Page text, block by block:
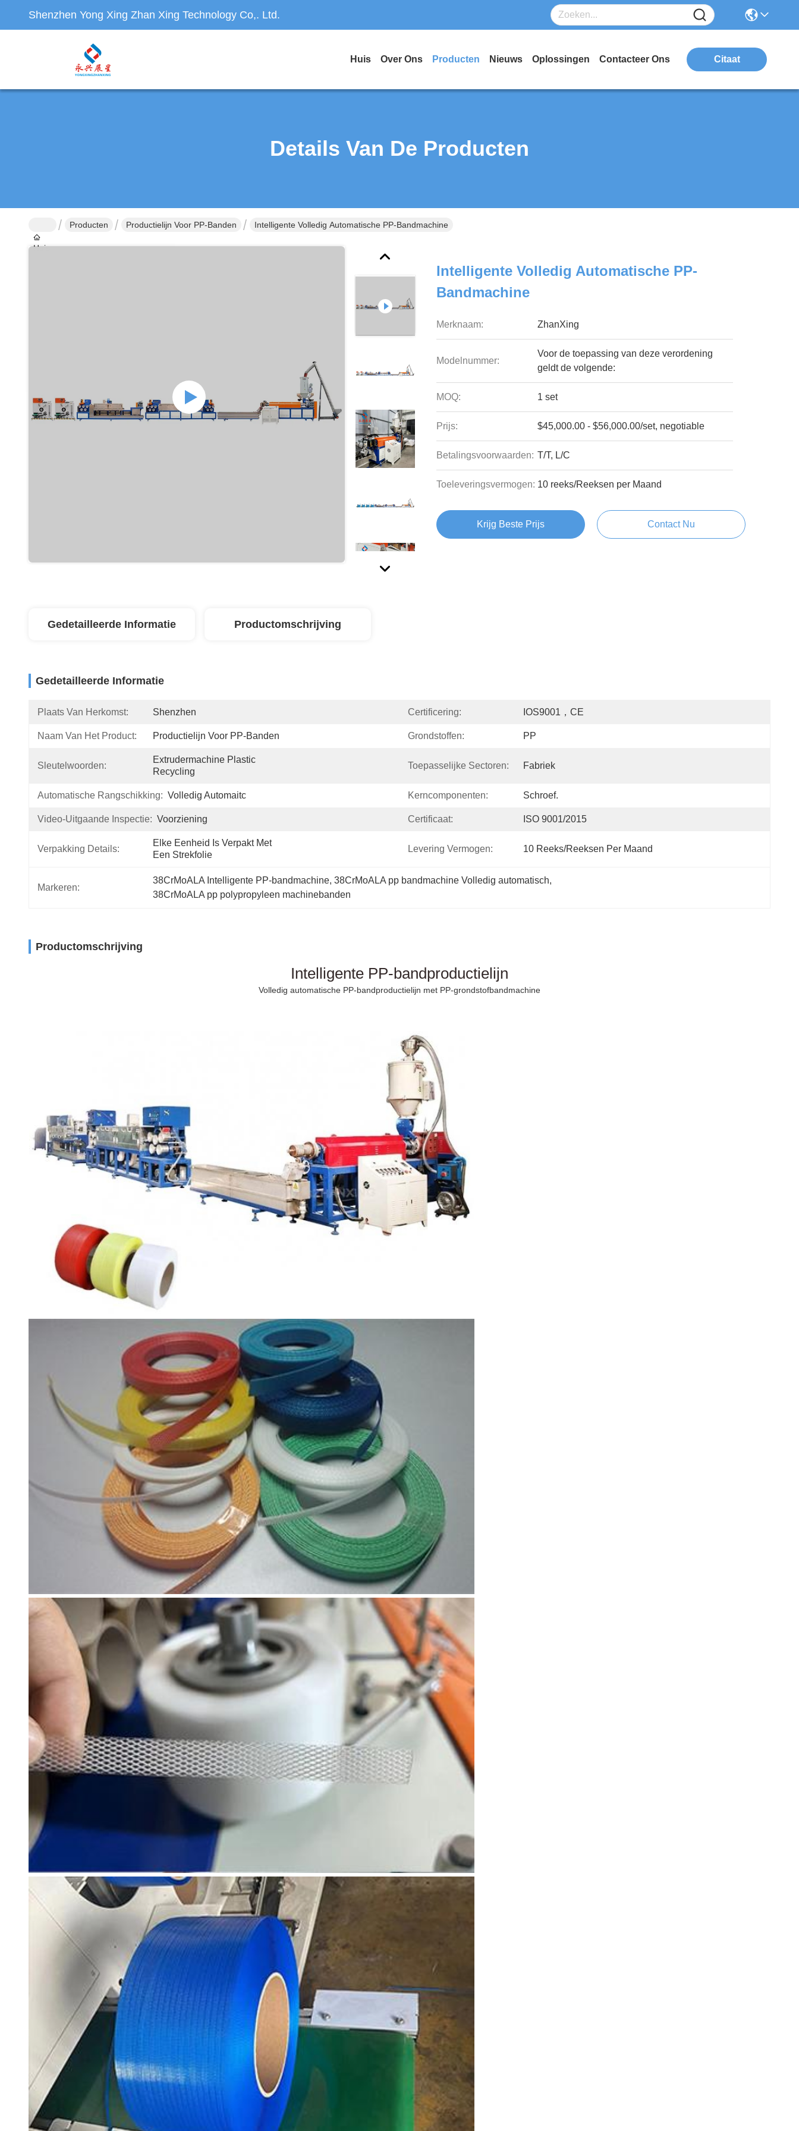
Shenzhen Yong Xing Zhan Xing Technology Co,. Ltd.
Huis Over Ons Producten Nieuws Oplossingen Contacteer Ons Citaat
Details Van De Producten
Huis
Producten Productielijn Voor PP-Banden Intelligente Volledig Automatische PP-Bandmachine
Intelligente Volledig Automatische PP-
Bandmachine
Merknaam: ZhanXing
Modelnummer:
Voor de toepassing van deze verordening
geldt de volgende:
MOQ: 1 set
Prijs: $45,000.00 - $56,000.00/set, negotiable
Betalingsvoorwaarden: T/T, L/C
Toeleveringsvermogen: 10 reeks/Reeksen per Maand
Krijg Beste Prijs Contact Nu
Gedetailleerde Informatie Productomschrijving
Gedetailleerde Informatie
Plaats Van Herkomst: Shenzhen Certificering: IOS9001，CE
Naam Van Het Product: Productielijn Voor PP-Banden Grondstoffen: PP
Sleutelwoorden:
Extrudermachine Plastic
Recycling
Toepasselijke Sectoren: Fabriek
Automatische Rangschikking: Volledig Automaitc Kerncomponenten: Schroef.
Video-Uitgaande Inspectie: Voorziening Certificaat: ISO 9001/2015
Verpakking Details:
Elke Eenheid Is Verpakt Met
Een Strekfolie
Levering Vermogen: 10 Reeks/Reeksen Per Maand
Markeren:
38CrMoALA Intelligente PP-bandmachine, 38CrMoALA pp bandmachine Volledig automatisch,
38CrMoALA pp polypropyleen machinebanden
Productomschrijving
Intelligente PP-bandproductielijn
Volledig automatische PP-bandproductielijn met PP-grondstofbandmachine